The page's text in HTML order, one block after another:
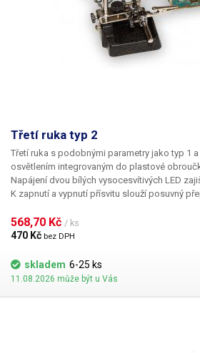
Třetí ruka typ 2
Třetí ruka s podobnými parametry jako typ 1
osvětlením integrovaným do plastové
Napájení dvou bílých vysocesvítivých LED
K zapnutí a vypnutí přísvitu slouží posuvný
zvětšovacím sklem využijete ve většině
minimálně jedna další končetina…
568,70 Kč / ks
470 Kč bez DPH
skladem 6-25 ks
11.08.2026 může být u Vás